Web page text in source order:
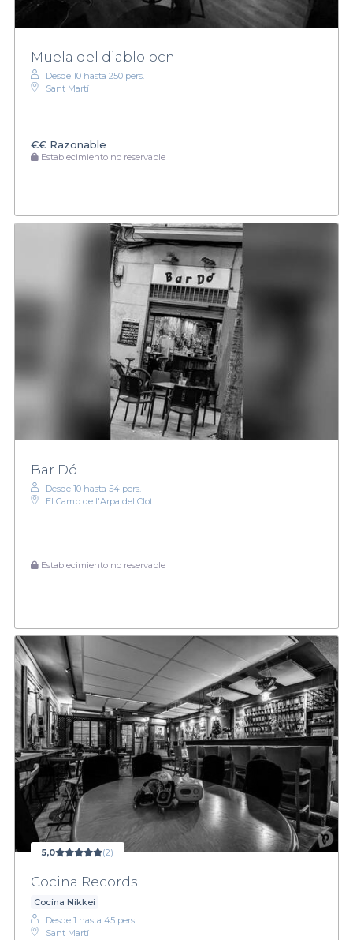
Muela del diablo bcn
Desde 10 hasta 250 pers.
Sant Martí
€€ Razonable
Establecimiento no reservable
Bar Dó
Desde 10 hasta 54 pers.
El Camp de l'Arpa del Clot
Establecimiento no reservable
5,0 (2)
Cocina Records
Cocina Nikkei
Desde 1 hasta 45 pers.
Sant Martí